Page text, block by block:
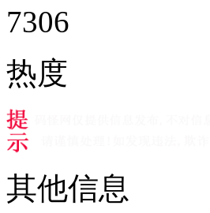
7306
热度
其他信息